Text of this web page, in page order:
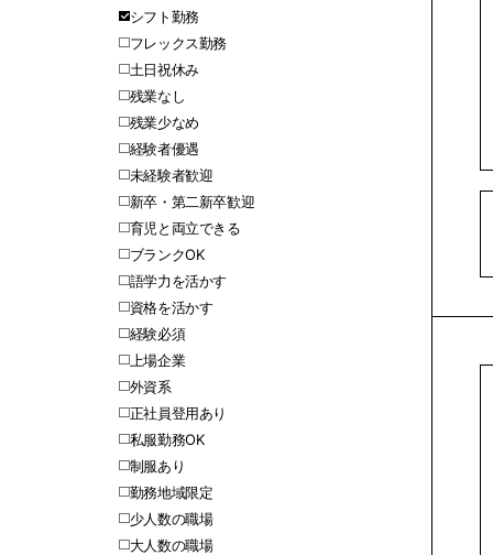
シフト勤務
フレックス勤務
土日祝休み
残業なし
残業少なめ
経験者優遇
未経験者歓迎
新卒・第二新卒歓迎
育児と両立できる
ブランクOK
語学力を活かす
資格を活かす
経験必須
上場企業
外資系
正社員登用あり
私服勤務OK
制服あり
勤務地域限定
少人数の職場
大人数の職場